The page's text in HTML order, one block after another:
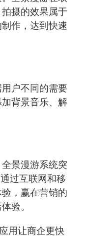
摄的效果属于
作，达到快速
户不同的需要
背景音乐、解
景漫游系统突
过互联网和移
，赢在营销的
验。
用让商企更快